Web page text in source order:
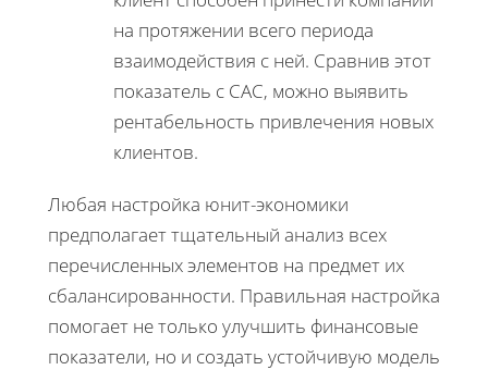
на протяжении всего периода
взаимодействия с ней. Сравнив этот
показатель с CAC, можно выявить
рентабельность привлечения новых
клиентов.
Любая настройка юнит-экономики
предполагает тщательный анализ всех
перечисленных элементов на предмет их
сбалансированности. Правильная настройка
помогает не только улучшить финансовые
показатели, но и создать устойчивую модель